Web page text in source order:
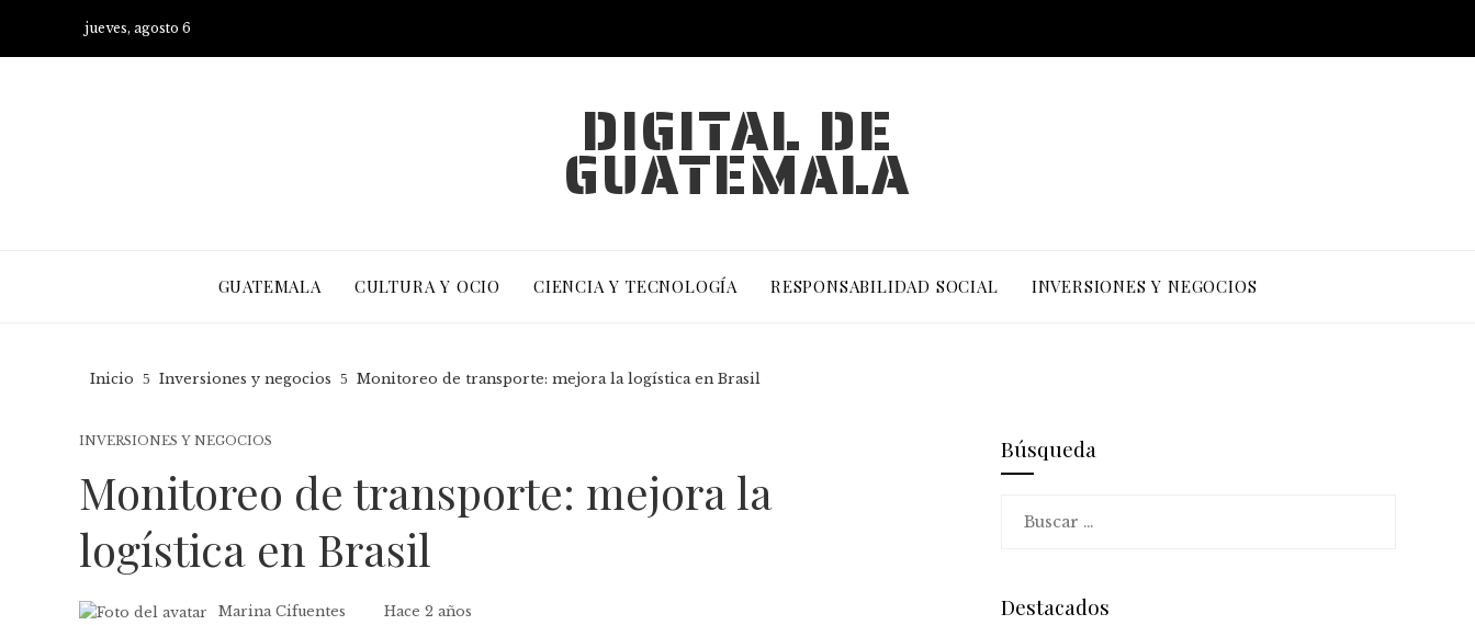
jueves, agosto 6
DIGITAL DE
GUATEMALA
GUATEMALA CULTURA Y OCIO CIENCIA Y TECNOLOGÍA RESPONSABILIDAD SOCIAL INVERSIONES Y NEGOCIOS
Inicio Inversiones y negocios Monitoreo de transporte: mejora la logística en Brasil
INVERSIONES Y NEGOCIOS
Monitoreo de transporte: mejora la
logística en Brasil
Marina Cifuentes Hace 2 años
Búsqueda
Destacados